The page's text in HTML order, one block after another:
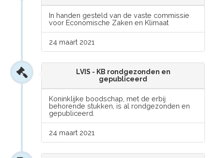
In handen gesteld van de vaste commissie
voor Economische Zaken en Klimaat
24 maart 2021
LVIS - KB rondgezonden en
gepubliceerd
Koninklijke boodschap, met de erbij
behorende stukken, is al rondgezonden en
gepubliceerd.
24 maart 2021